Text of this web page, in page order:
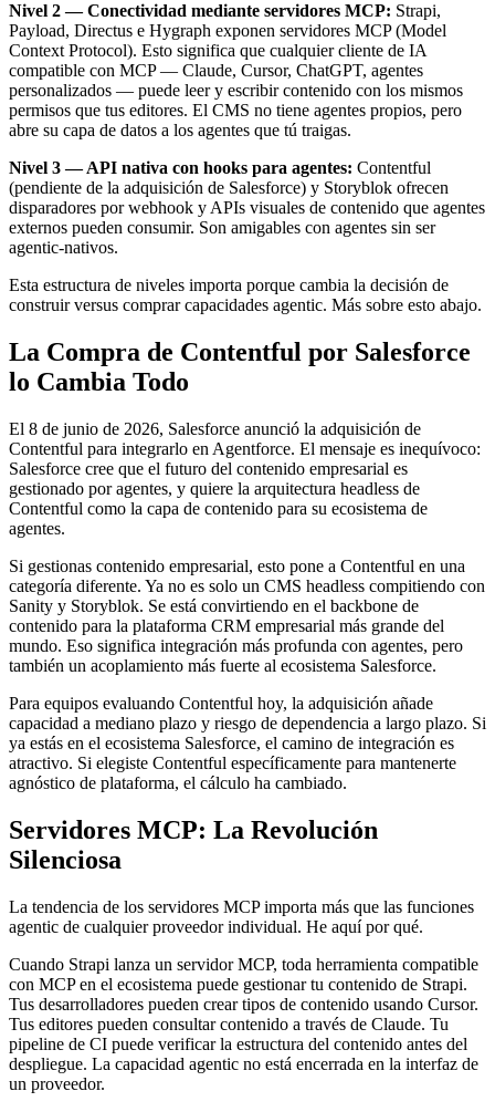
Nivel 2 — Conectividad mediante servidores MCP: Strapi,
Payload, Directus e Hygraph exponen servidores MCP (Model
Context Protocol). Esto significa que cualquier cliente de IA
compatible con MCP — Claude, Cursor, ChatGPT, agentes
personalizados — puede leer y escribir contenido con los mismos
permisos que tus editores. El CMS no tiene agentes propios, pero
abre su capa de datos a los agentes que tú traigas.
Nivel 3 — API nativa con hooks para agentes: Contentful
(pendiente de la adquisición de Salesforce) y Storyblok ofrecen
disparadores por webhook y APIs visuales de contenido que agentes
externos pueden consumir. Son amigables con agentes sin ser
agentic-nativos.
Esta estructura de niveles importa porque cambia la decisión de
construir versus comprar capacidades agentic. Más sobre esto abajo.
La Compra de Contentful por Salesforce
lo Cambia Todo
El 8 de junio de 2026, Salesforce anunció la adquisición de
Contentful para integrarlo en Agentforce. El mensaje es inequívoco:
Salesforce cree que el futuro del contenido empresarial es
gestionado por agentes, y quiere la arquitectura headless de
Contentful como la capa de contenido para su ecosistema de
agentes.
Si gestionas contenido empresarial, esto pone a Contentful en una
categoría diferente. Ya no es solo un CMS headless compitiendo con
Sanity y Storyblok. Se está convirtiendo en el backbone de
contenido para la plataforma CRM empresarial más grande del
mundo. Eso significa integración más profunda con agentes, pero
también un acoplamiento más fuerte al ecosistema Salesforce.
Para equipos evaluando Contentful hoy, la adquisición añade
capacidad a mediano plazo y riesgo de dependencia a largo plazo. Si
ya estás en el ecosistema Salesforce, el camino de integración es
atractivo. Si elegiste Contentful específicamente para mantenerte
agnóstico de plataforma, el cálculo ha cambiado.
Servidores MCP: La Revolución
Silenciosa
La tendencia de los servidores MCP importa más que las funciones
agentic de cualquier proveedor individual. He aquí por qué.
Cuando Strapi lanza un servidor MCP, toda herramienta compatible
con MCP en el ecosistema puede gestionar tu contenido de Strapi.
Tus desarrolladores pueden crear tipos de contenido usando Cursor.
Tus editores pueden consultar contenido a través de Claude. Tu
pipeline de CI puede verificar la estructura del contenido antes del
despliegue. La capacidad agentic no está encerrada en la interfaz de
un proveedor.